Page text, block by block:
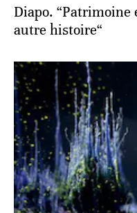
Diapo.
autre histoire“